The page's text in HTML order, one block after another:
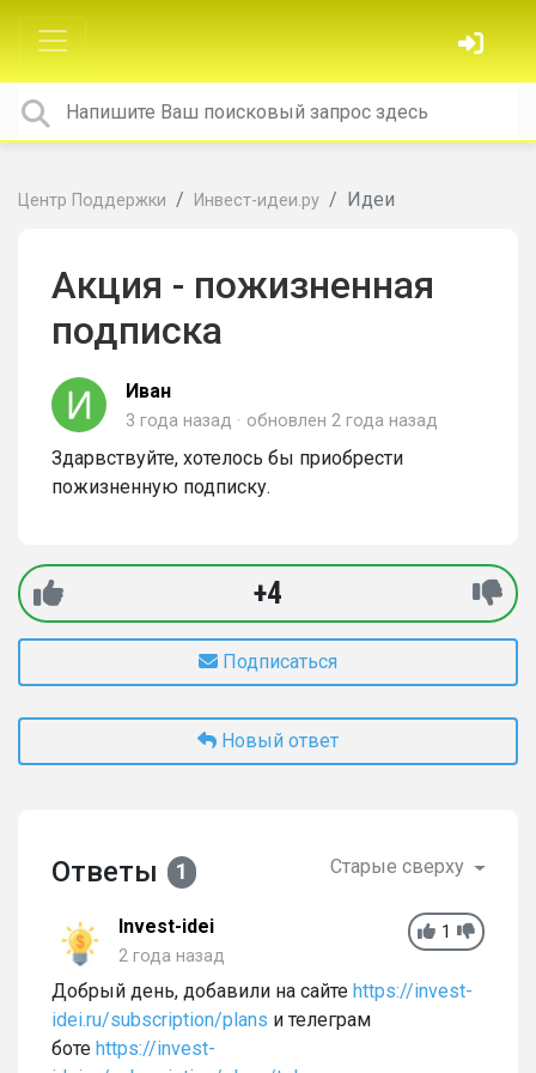
Центр Поддержки Инвест-идеи.ру Идеи
Акция - пожизненная
подписка
Иван
3 года назад обновлен 2 года назад
Здарвствуйте, хотелось бы приобрести
пожизненную подписку.
+4
Подписаться
Новый ответ
Ответы 1 Старые сверху
1
Invest-idei
2 года назад
Добрый день, добавили на сайте https://invest-
idei.ru/subscription/plans и телеграм
боте https://invest-